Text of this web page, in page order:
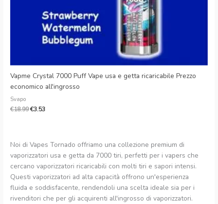
Vapme Crystal 7000 Puff Vape usa e getta ricaricabile Prezzo
economico all'ingrosso
Svapo
€18.99€3.53
Noi di Vapes Tornado offriamo una collezione premium di
vaporizzatori usa e getta da 7000 tiri, perfetti per i vapers che
cercano vaporizzatori ricaricabili con molti tiri e sapori intensi.
Questi vaporizzatori ad alta capacità offrono un'esperienza
fluida e soddisfacente, rendendoli una scelta ideale sia per i
rivenditori che per gli acquirenti all'ingrosso di vaporizzatori.